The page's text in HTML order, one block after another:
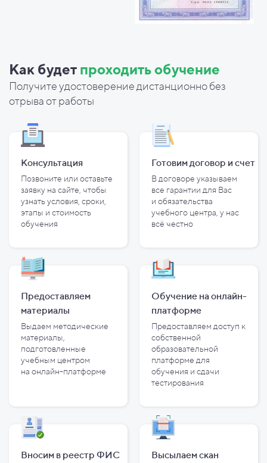
Как будет проходить обучение
Получите удостоверение дистанционно без
отрыва от работы
Консультация
Позвоните или оставьте
заявку на сайте, чтобы
узнать условия, сроки,
этапы и стоимость
обучения
Готовим договор и счет
В договоре указываем
все гарантии для Вас
и обязательства
учебного центра, у нас
всё честно
Предоставляем
материалы
Выдаем методические
материалы,
подготовленные
учебным центром
на онлайн-платформе
Обучение на онлайн-
платформе
Предоставляем доступ к
собственной
образовательной
платформе для
обучения и сдачи
тестирования
Вносим в реестр ФИС
Высылаем скан